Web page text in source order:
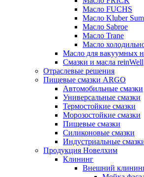
Масло FUCHS
Масло Kluber
Масло Sabroe
Масло Trane
Масло
Масло для вакуумных
Смазки и масла reinWell
Отраслевые решения
Пищевые смазки ARGO
Автомобильные смазки
Универсальные смазки
Термостойкие смазки
Морозостойкие смазки
Пищевые смазки
Силиконовые смазки
Индустриальные
Продукция Новелхим
Клининг
Внешний